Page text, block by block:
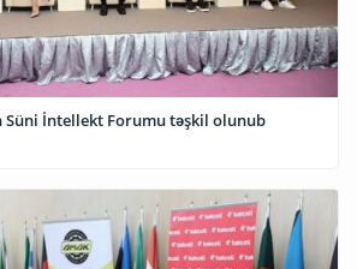
Süni İntellekt Forumu təşkil olunub